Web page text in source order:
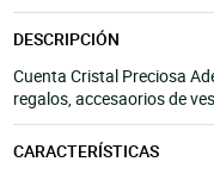
DESCRIPCIÓN
Cuenta Cristal Preciosa
regalos, accesaorios de
CARACTERÍSTICAS